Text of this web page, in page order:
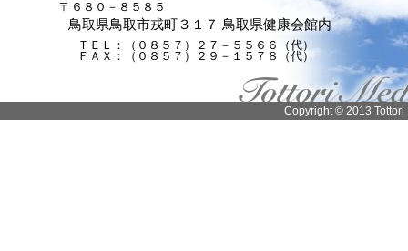
〒６８０－８５８５
鳥取県鳥取市戎町３１７ 鳥取県健康会館内
ＴＥＬ：（０８５７）２７－５５６６（代）
ＦＡＸ：（０８５７）２９－１５７８（代）
Copyright © 2013 Tottori